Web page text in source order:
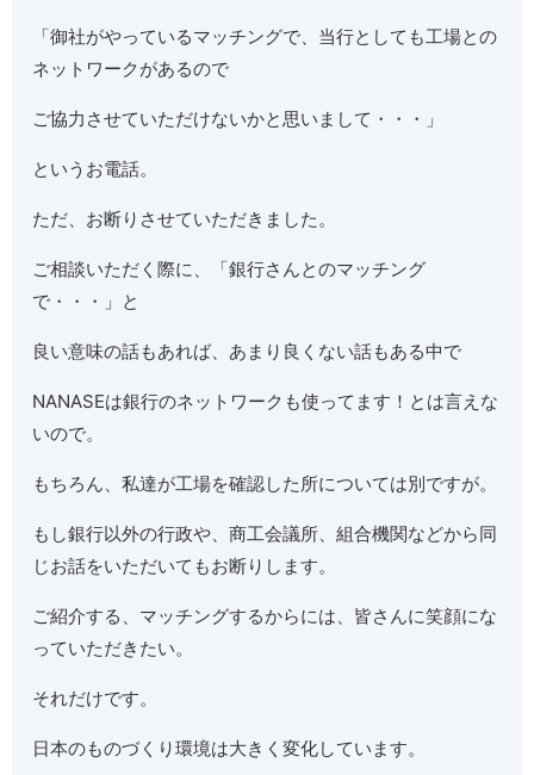
「御社がやっているマッチングで、当行としても工場との
ネットワークがあるので
ご協力させていただけないかと思いまして・・・」
というお電話。
ただ、お断りさせていただきました。
ご相談いただく際に、「銀行さんとのマッチング
で・・・」と
良い意味の話もあれば、あまり良くない話もある中で
NANASEは銀行のネットワークも使ってます！とは言えな
いので。
もちろん、私達が工場を確認した所については別ですが。
もし銀行以外の行政や、商工会議所、組合機関などから同
じお話をいただいてもお断りします。
ご紹介する、マッチングするからには、皆さんに笑顔にな
っていただきたい。
それだけです。
日本のものづくり環境は大きく変化しています。